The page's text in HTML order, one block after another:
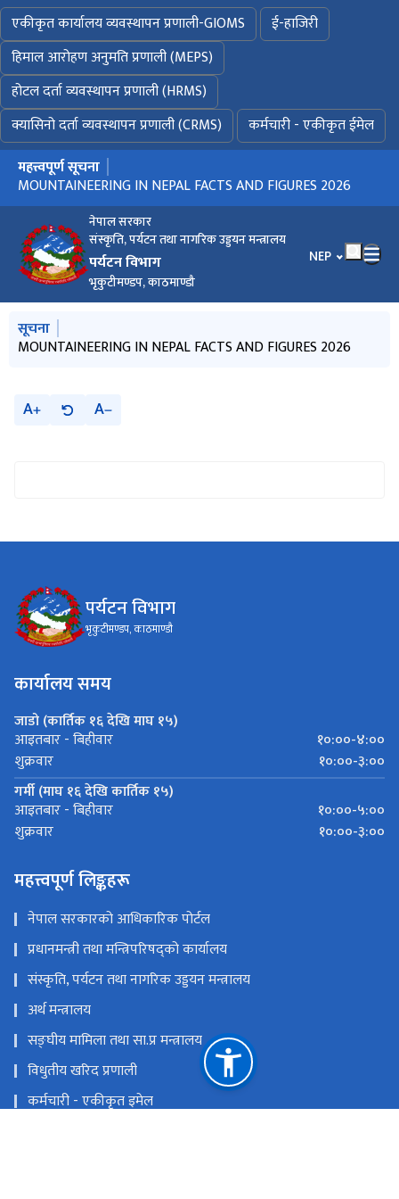
एकीकृत कार्यालय व्यवस्थापन प्रणाली-GIOMS
ई-हाजिरी
हिमाल आरोहण अनुमति प्रणाली (MEPS)
होटल दर्ता व्यवस्थापन प्रणाली (HRMS)
क्यासिनो दर्ता व्यवस्थापन प्रणाली (CRMS)
कर्मचारी - एकीकृत ईमेल
नेपाल सरकार
संस्कृति, पर्यटन तथा नागरिक उड्डयन मन्त्रालय
पर्यटन विभाग
भृकुटीमण्डप, काठमाण्डौ
भाषा चयन गर्नुहोस्
NEP
मुख्य नेभिगेसनमा जानुहोस्
महत्त्वपूर्ण सूचना
MOUNTAINEERING IN NEPAL FACTS AND FIGURES 2026
प्रेस विज्ञप्ति (२०८३।०४।१५)
विवरण भर्ने बारे अत्यन्त जरुरी सूचना ! (प्रकाशन मिति : २०८३।०३।०२)
मुख्य नेभिगेसनमा जानुहोस्
सूचना
MOUNTAINEERING IN NEPAL FACTS AND FIGURES 2026
प्रेस विज्ञप्ति (२०८३।०४।१५)
ईजाजत नलिई साहसिक तथा मनोरञ्जनात्मक खेल सञ्चालन नगर्ने सम्बन्धी
विवरण भर्ने बारे अत्यन्त जरुरी सूचना ! (प्रकाशन मिति : २०८३।०३।०२)
साहसिक तथा मनोरञ्जनात्मक खेल सञ्चालन गर्ने प्रयोजनार्थ पेश गर्नुपर्ने
A A
पर्यटन विभाग
भृकुटीमण्डप, काठमाण्डौ
कार्यालय समय
जाडो (कार्तिक १६ देखि माघ १५)
आइतबार - बिहीवार
१०:००-४:००
शुक्रवार
१०:००-३:००
गर्मी (माघ १६ देखि कार्तिक १५)
आइतबार - बिहीवार
१०:००-५:००
शुक्रवार
१०:००-३:००
महत्त्वपूर्ण लिङ्कहरू
नेपाल सरकारको आधिकारिक पोर्टल
प्रधानमन्त्री तथा मन्त्रिपरिषद्को कार्यालय
संस्कृति, पर्यटन तथा नागरिक उड्डयन मन्त्रालय
अर्थ मन्त्रालय
सङ्‍घीय मामिला तथा सा.प्र मन्त्रालय
विधुतीय खरिद प्रणाली
कर्मचारी - एकीकृत इमेल